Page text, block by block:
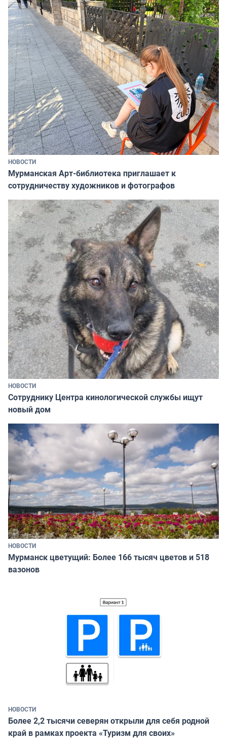
НОВОСТИ
Мурманская Арт-библиотека приглашает к
сотрудничеству художников и фотографов
НОВОСТИ
Сотруднику Центра кинологической службы ищут
новый дом
НОВОСТИ
Мурманск цветущий: Более 166 тысяч цветов и 518
вазонов
НОВОСТИ
Более 2,2 тысячи северян открыли для себя родной
край в рамках проекта «Туризм для своих»